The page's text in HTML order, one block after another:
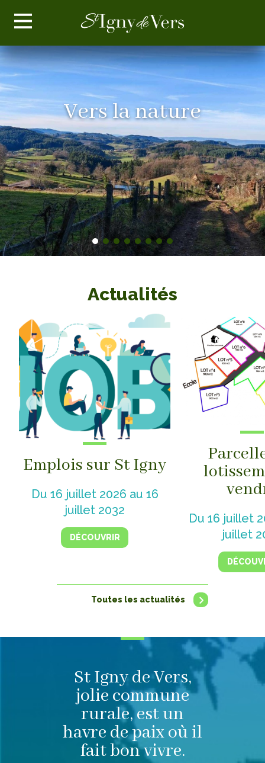
Vers la nature
Actualités
Emplois sur St Igny
Du 16 juillet 2026 au 16
juillet 2032
DÉCOUVRIR
Du 16 juillet
juillet
Toutes les actualités
St Igny de Vers,
jolie commune
rurale, est un
havre de paix où il
fait bon vivre.